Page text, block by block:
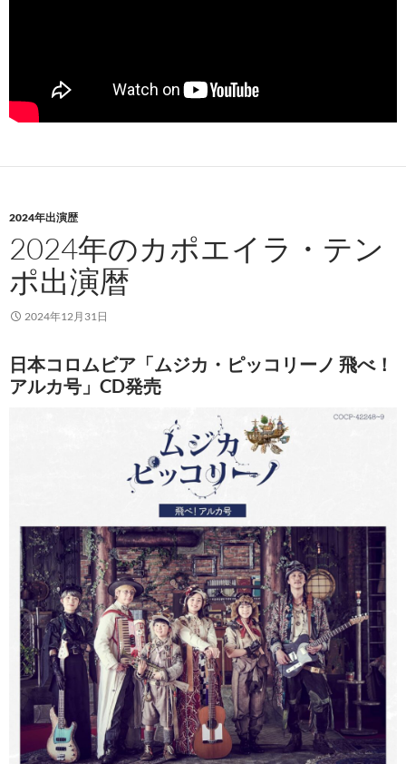
2024年出演歴
2024年のカポエイラ・テン
ポ出演暦
2024年12月31日
日本コロムビア「ムジカ・ピッコリーノ 飛べ！
アルカ号」CD発売